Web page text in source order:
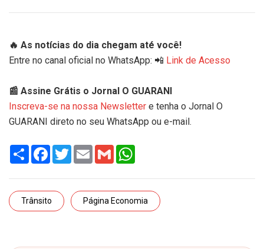
🔥 As notícias do dia chegam até você!
Entre no canal oficial no WhatsApp: 📲 Link de Acesso
📰 Assine Grátis o Jornal O GUARANI
Inscreva-se na nossa Newsletter e tenha o Jornal O
GUARANI direto no seu WhatsApp ou e-mail.
Share Facebook
TwitterEmail Gmail
Trânsito Página Economia